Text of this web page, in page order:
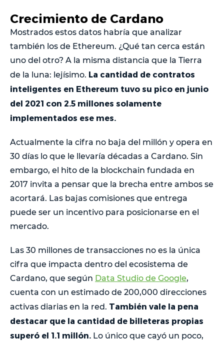
Crecimiento de Cardano
Mostrados estos datos habría que analizar
también los de Ethereum. ¿Qué tan cerca están
uno del otro? A la misma distancia que la Tierra
de la luna: lejísimo. La cantidad de contratos
inteligentes en Ethereum tuvo su pico en junio
del 2021 con 2.5 millones solamente
implementados ese mes.
Actualmente la cifra no baja del millón y opera en
30 días lo que le llevaría décadas a Cardano. Sin
embargo, el hito de la blockchain fundada en
2017 invita a pensar que la brecha entre ambos se
acortará. Las bajas comisiones que entrega
puede ser un incentivo para posicionarse en el
mercado.
Las 30 millones de transacciones no es la única
cifra que impacta dentro del ecosistema de
Cardano, que según Data Studio de Google,
cuenta con un estimado de 200,000 direcciones
activas diarias en la red. También vale la pena
destacar que la cantidad de billeteras propias
superó el 1.1 millón. Lo único que cayó un poco,